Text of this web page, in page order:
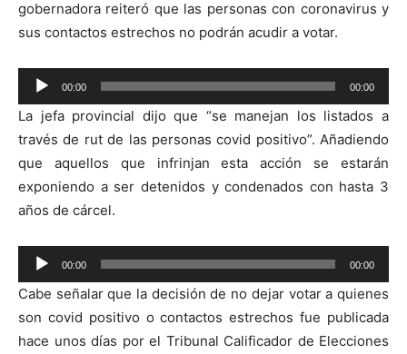
gobernadora reiteró que las personas con coronavirus y
sus contactos estrechos no podrán acudir a votar.
Reproductor
de
audio
00:00 00:00
La jefa provincial dijo que “se manejan los listados a
través de rut de las personas covid positivo”. Añadiendo
que aquellos que infrinjan esta acción se estarán
exponiendo a ser detenidos y condenados con hasta 3
años de cárcel.
Reproductor
de
audio
00:00 00:00
Cabe señalar que la decisión de no dejar votar a quienes
son covid positivo o contactos estrechos fue publicada
hace unos días por el Tribunal Calificador de Elecciones